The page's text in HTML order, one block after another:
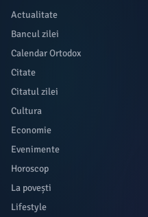
Actualitate
Bancul zilei
Calendar Ortodox
Citate
Citatul zilei
Cultura
Economie
Evenimente
Horoscop
La povești
Lifestyle